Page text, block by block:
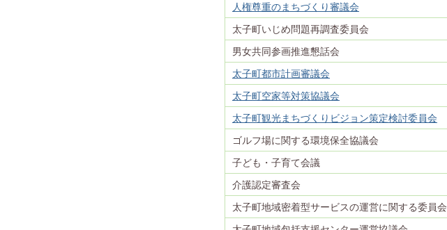
人権尊重のまちづくり審議会
太子町いじめ問題再調査委員会
男女共同参画推進懇話会
太子町都市計画審議会
太子町空家等対策協議会
太子町観光まちづくりビジョン策定検討委員会
ゴルフ場に関する環境保全協議会
子ども・子育て会議
介護認定審査会
太子町地域密着型サービスの運営に関する委員会